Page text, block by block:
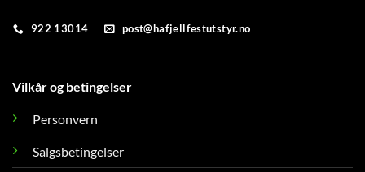
922 13014 post@hafjellfestutstyr.no
Vilkår og betingelser
Personvern
Salgsbetingelser